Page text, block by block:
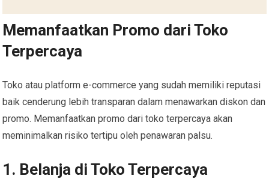
Memanfaatkan Promo dari Toko
Terpercaya
Toko atau platform e-commerce yang sudah memiliki reputasi
baik cenderung lebih transparan dalam menawarkan diskon dan
promo. Memanfaatkan promo dari toko terpercaya akan
meminimalkan risiko tertipu oleh penawaran palsu.
1. Belanja di Toko Terpercaya